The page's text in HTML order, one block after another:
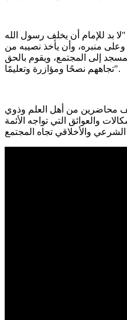
بد للإمام أن يخلف رسول الله
منبره، وأن يأخذ نصيبه من
إلى المجتمع، ويقوم بالحق
تجاههم نصحًا ومؤازرة وتعليمًا".
محاضرين من أهل العلم وذوي
والعوائق التي تواجه الأئمة